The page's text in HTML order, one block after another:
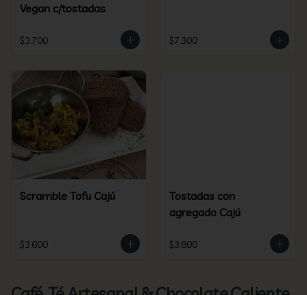
Vegan c/tostadas
$3.700 $7.300
Scramble Tofu Cajú
$3.600
Tostadas con
agregado Cajú
$3.800